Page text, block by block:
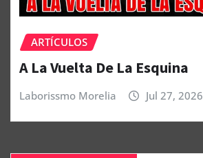
ARTÍCULOS
A La Vuelta De La Esquina
Laborissmo Morelia Jul 27, 2026